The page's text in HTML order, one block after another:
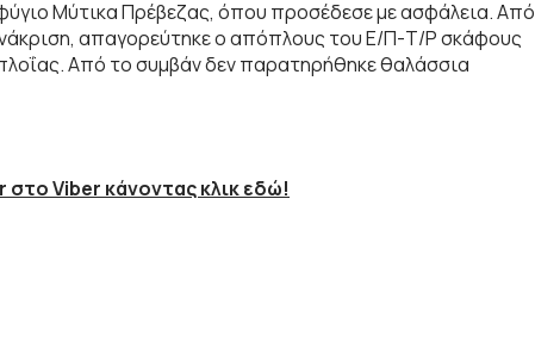
Μύτικα Πρέβεζας, όπου προσέδεσε με ασφάλεια. Από
απαγορεύτηκε ο απόπλους του Ε/Π-Τ/Ρ σκάφους
Από το συμβάν δεν παρατηρήθηκε θαλάσσια
Viber κάνοντας κλικ εδώ!